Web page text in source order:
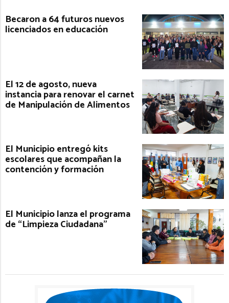
Becaron a 64 futuros nuevos
licenciados en educación
El 12 de agosto, nueva
instancia para renovar el carnet
de Manipulación de Alimentos
El Municipio entregó kits
escolares que acompañan la
contención y formación
El Municipio lanza el programa
de “Limpieza Ciudadana”